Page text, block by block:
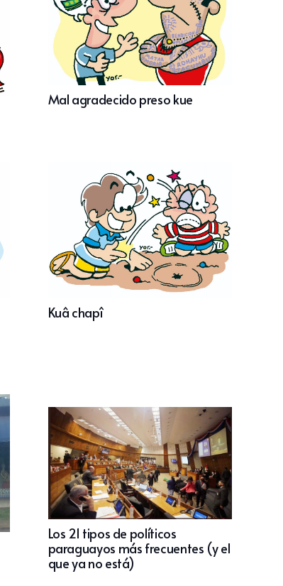
Mal agradecido preso kue
Kuâ chapî
Los 21 tipos de políticos
paraguayos más frecuentes (y el
que ya no está)